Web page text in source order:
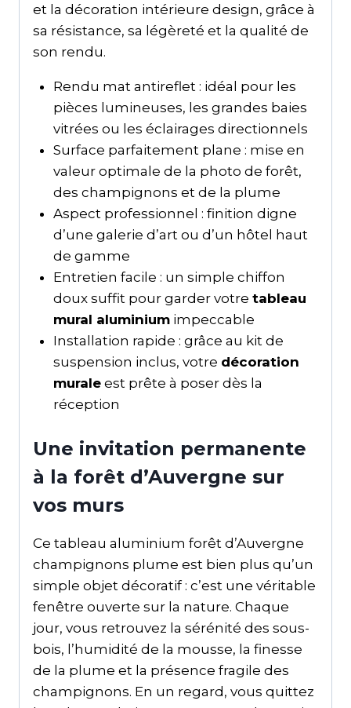
et la décoration intérieure design, grâce à
sa résistance, sa légèreté et la qualité de
son rendu.
Rendu mat antireflet : idéal pour les
pièces lumineuses, les grandes baies
vitrées ou les éclairages directionnels
Surface parfaitement plane : mise en
valeur optimale de la photo de forêt,
des champignons et de la plume
Aspect professionnel : finition digne
d’une galerie d’art ou d’un hôtel haut
de gamme
Entretien facile : un simple chiffon
doux suffit pour garder votre tableau
mural aluminiumimpeccable
Installation rapide : grâce au kit de
suspension inclus, votre décoration
muraleest prête à poser dès la
réception
Une invitation permanente
à la forêt d’Auvergne sur
vos murs
Ce tableau aluminium forêt d’Auvergne
champignons plume est bien plus qu’un
simple objet décoratif : c’est une véritable
fenêtre ouverte sur la nature. Chaque
jour, vous retrouvez la sérénité des sous-
bois, l’humidité de la mousse, la finesse
de la plume et la présence fragile des
champignons. En un regard, vous quittez